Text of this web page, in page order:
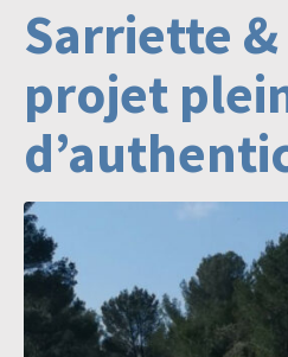
Sarriette &
projet